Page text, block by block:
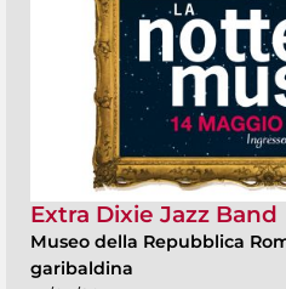
Extra Dixie Jazz Band
Museo della Repubblica
garibaldina